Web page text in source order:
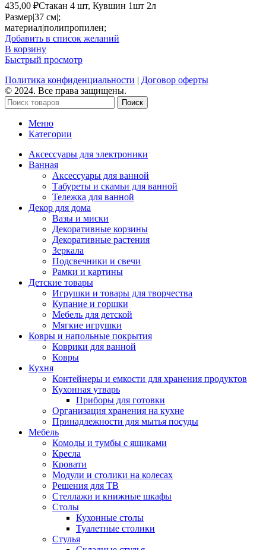
435,00 ₽Стакан 4 шт, Кувшин 1шт 2л
Размер|37 см|;
материал|полипропилен;
Добавить в список желаний
В корзину
Быстрый просмотр
Политика конфиденциальности | Договор оферты
© 2024. Все права защищены.
Поиск
Меню
Категории
Аксессуары для электроники
Ванная
Аксессуары для ванной
Табуреты и скамьи для ванной
Тележка для ванной
Декор для дома
Вазы и миски
Декоративные корзины
Декоративные растения
Зеркала
Подсвечники и свечи
Рамки и картины
Детские товары
Игрушки и товары для творчества
Купание и горшки
Мебель для детской
Мягкие игрушки
Ковры и напольные покрытия
Коврики для ванной
Ковры
Кухня
Контейнеры и емкости для хранения продуктов
Кухонная утварь
Приборы для готовки
Организация хранения на кухне
Принадлежности для мытья посуды
Мебель
Комоды и тумбы с ящиками
Кресла
Кровати
Модули и столики на колесах
Решения для ТВ
Стеллажи и книжные шкафы
Столы
Кухонные столы
Туалетные столики
Стулья